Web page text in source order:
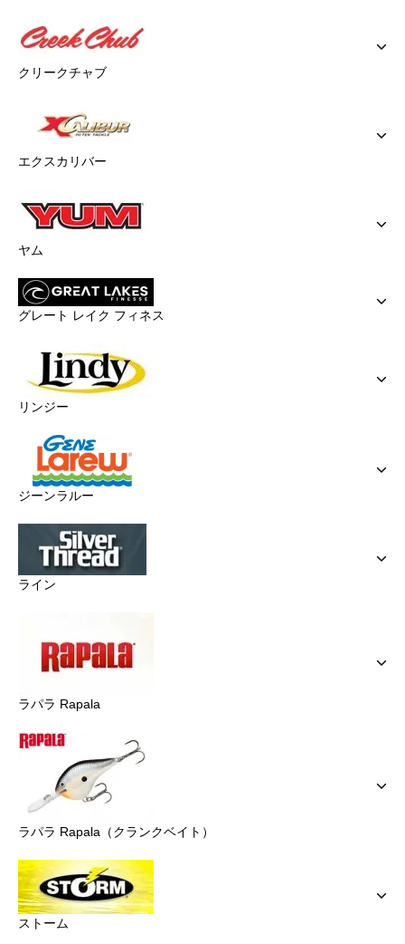
クリークチャブ
エクスカリバー
ヤム
グレート レイク フィネス
リンジー
ジーンラルー
ライン
ラパラ Rapala
ラパラ Rapala（クランクベイト）
ストーム